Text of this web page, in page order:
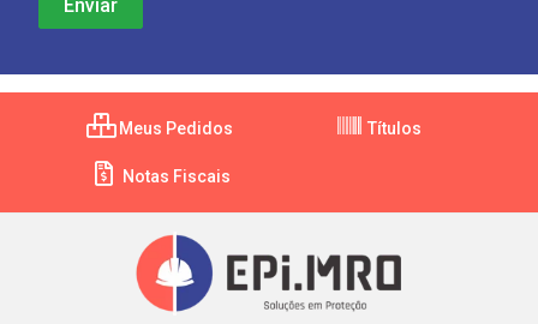
Meus Pedidos Títulos
Notas Fiscais